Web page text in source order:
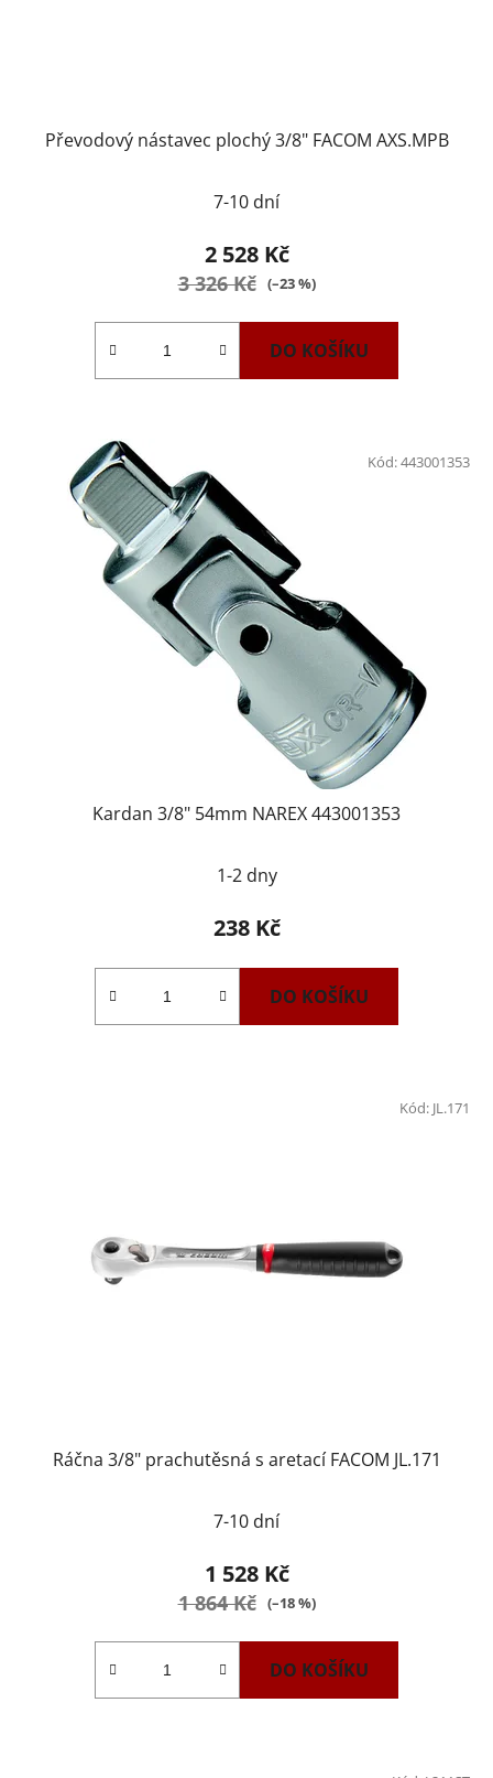
Převodový nástavec plochý 3/8" FACOM AXS.MPB
7-10 dní
2 528 Kč
3 326 Kč (–23 %)
DO KOŠÍKU
Kardan 3/8" 54mm NAREX 443001353
1-2 dny
238 Kč
DO KOŠÍKU
Kód:443001353
Ráčna 3/8" prachutěsná s aretací FACOM JL.171
7-10 dní
1 528 Kč
1 864 Kč (–18 %)
DO KOŠÍKU
Kód: JL.171